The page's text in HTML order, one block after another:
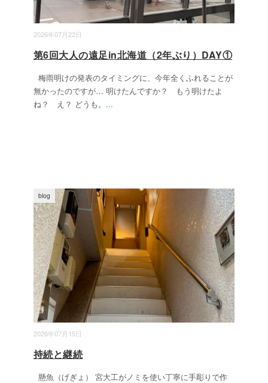
2026年07月22日
第6回大人の遠足in北海道（2年ぶり）DAY①
梅雨明けの発表のタイミングに、今年全くふれることが
無かったのですが… 明けたんですか？ もう明けたよ
ね？ え？ どうも。 ...
2026年07月15日
blog
持続と継続
懸魚（げぎょ） 宮大工がノミを使い丁寧に手彫りで作